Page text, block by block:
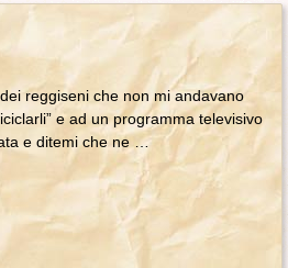
reggiseni che non mi andavano
e ad un programma televisivo
e ditemi che ne …